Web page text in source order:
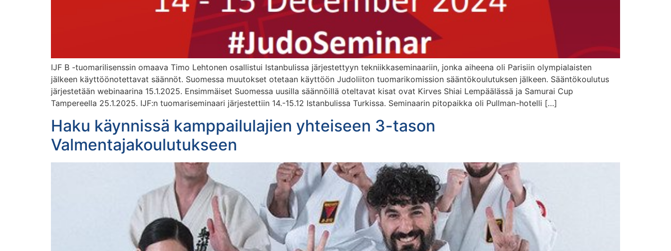
IJF B -tuomarilisenssin omaava Timo Lehtonen osallistui Istanbulissa järjestettyyn tekniikkaseminaariin, jonka aiheena oli Parisiin olympialaisten
jälkeen käyttöönotettavat säännöt. Suomessa muutokset otetaan käyttöön Judoliiton tuomarikomission sääntökoulutuksen jälkeen. Sääntökoulutus
järjestetään webinaarina 15.1.2025. Ensimmäiset Suomessa uusilla säännöillä oteltavat kisat ovat Kirves Shiai Lempäälässä ja Samurai Cup
Tampereella 25.1.2025. IJF:n tuomariseminaari järjestettiin 14.-15.12 Istanbulissa Turkissa. Seminaarin pitopaikka oli Pullman-hotelli […]
Haku käynnissä kamppailulajien yhteiseen 3-tason
Valmentajakoulutukseen